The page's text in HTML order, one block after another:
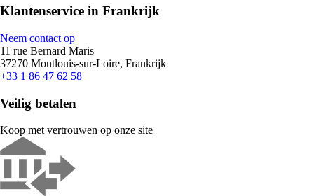
Klantenservice in Frankrijk
Neem contact op
11 rue Bernard Maris
37270 Montlouis-sur-Loire, Frankrijk
+33 1 86 47 62 58
Veilig betalen
Koop met vertrouwen op onze site